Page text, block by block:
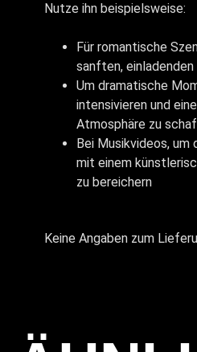
Nutze ihn beispielsweise:
Für romantische
sanften,
Um dramatische
intensivieren und
Atmosphäre zu
Bei Musikvideos, um
mit einem
zu bereichern
Keine Angaben zum